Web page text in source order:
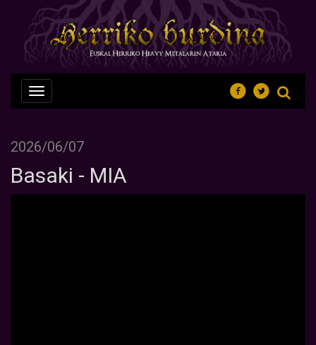
Nabegazioa
ireki
2026/06/07
Basaki - MIA